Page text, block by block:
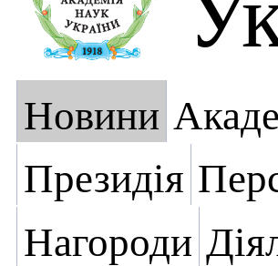
Новини
Президія
Нагороди